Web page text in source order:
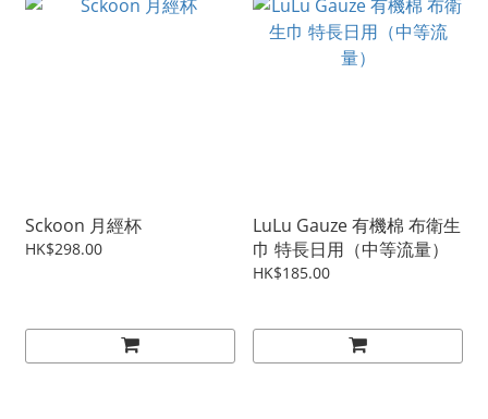
Sckoon 月經杯
HK$298.00
LuLu Gauze 有機棉 布衛生
巾 特長日用（中等流量）
HK$185.00